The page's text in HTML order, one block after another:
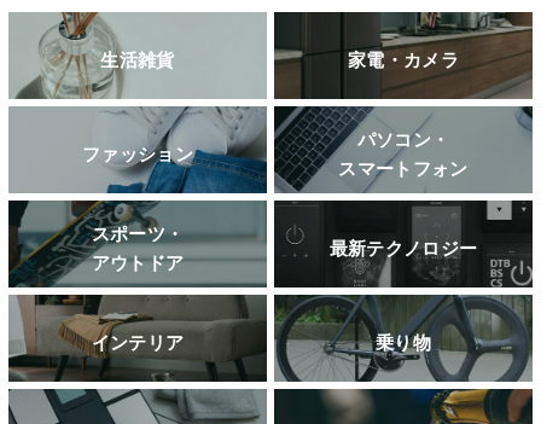
生活雑貨 家電・カメラ
ファッション
パソコン・
スマートフォン
スポーツ・
アウトドア
最新テクノロジー
インテリア 乗り物